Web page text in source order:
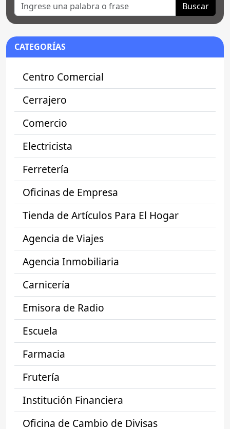
Buscar
CATEGORÍAS
Centro Comercial
Cerrajero
Comercio
Electricista
Ferretería
Oficinas de Empresa
Tienda de Artículos Para El Hogar
Agencia de Viajes
Agencia Inmobiliaria
Carnicería
Emisora de Radio
Escuela
Farmacia
Frutería
Institución Financiera
Oficina de Cambio de Divisas